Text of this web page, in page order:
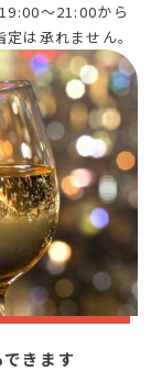
～21:00から
は承れません。
きます